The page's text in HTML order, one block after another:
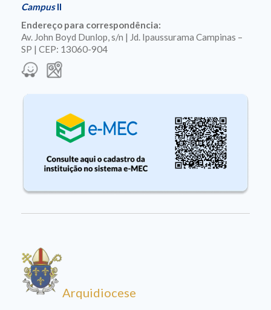
CampusII
Endereço para correspondência:
Av. John Boyd Dunlop, s/n | Jd. Ipaussurama Campinas –
SP | CEP: 13060-904
Arquidiocese